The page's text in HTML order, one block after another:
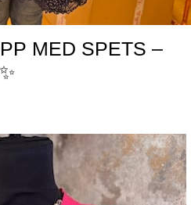
MED SPETS –